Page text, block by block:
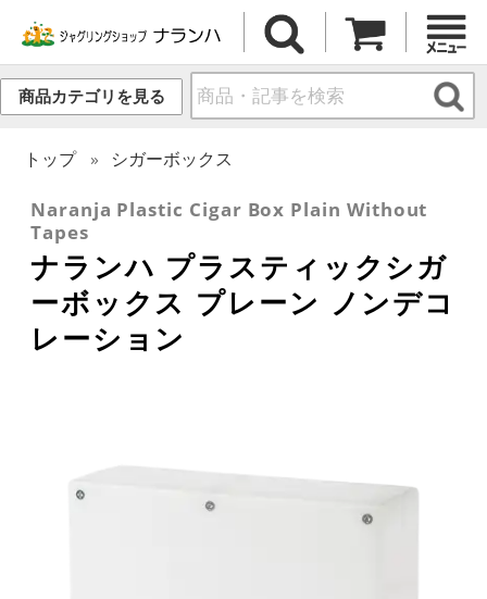
商品カテゴリを見る
トップ シガーボックス
Naranja Plastic Cigar Box Plain Without
Tapes
ナランハ プラスティックシガ
ーボックス プレーン ノンデコ
レーション